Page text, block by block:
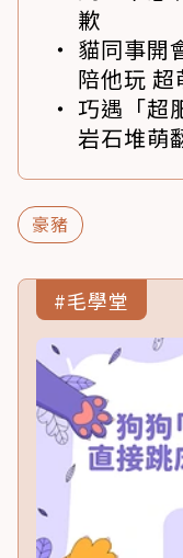
歉
貓同事開
陪他玩 超
巧遇「超
岩石堆萌
豪豬
#毛學堂